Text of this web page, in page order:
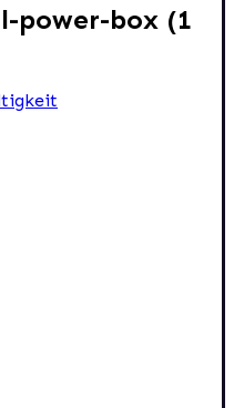
power-box (1